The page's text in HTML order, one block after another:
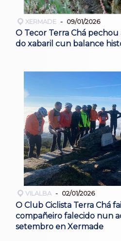
XERMADE 09/01/2026
O Tecor Terra Chá pechou
do xabaril cun balance
VILALBA 02/01/2026
O Club Ciclista Terra Chá
compañeiro falecido nun
setembro en Xermade